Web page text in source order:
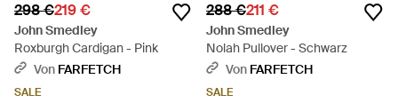
298 €219 €
John Smedley
Roxburgh Cardigan - Pink
Von FARFETCH
SALE
288 €211 €
John Smedley
Nolah Pullover - Schwarz
Von FARFETCH
SALE